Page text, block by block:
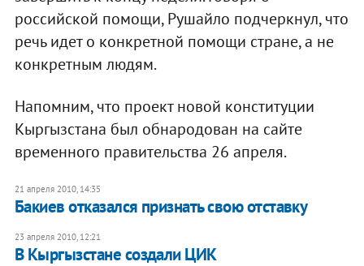
российской помощи, Рушайло подчеркнул, что
речь идет о конкретной помощи стране, а не
конкретным людям.
Напомним, что проект новой конституции
Кыргызстана был обнародован на сайте
временного правительства 26 апреля.
21 апреля 2010, 14:35
Бакиев отказался признать свою отставку
23 апреля 2010, 12:21
В Кыргызстане создали ЦИК